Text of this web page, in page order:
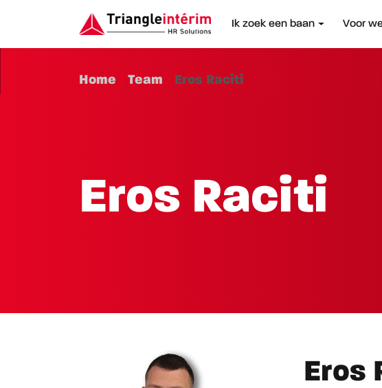
Ik zoek een baan Voor
Home Team Eros Raciti
Eros Raciti
Eros